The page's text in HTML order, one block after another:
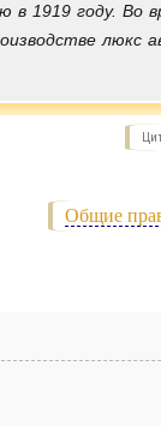
в 1919 году. Во
люкс
Общие